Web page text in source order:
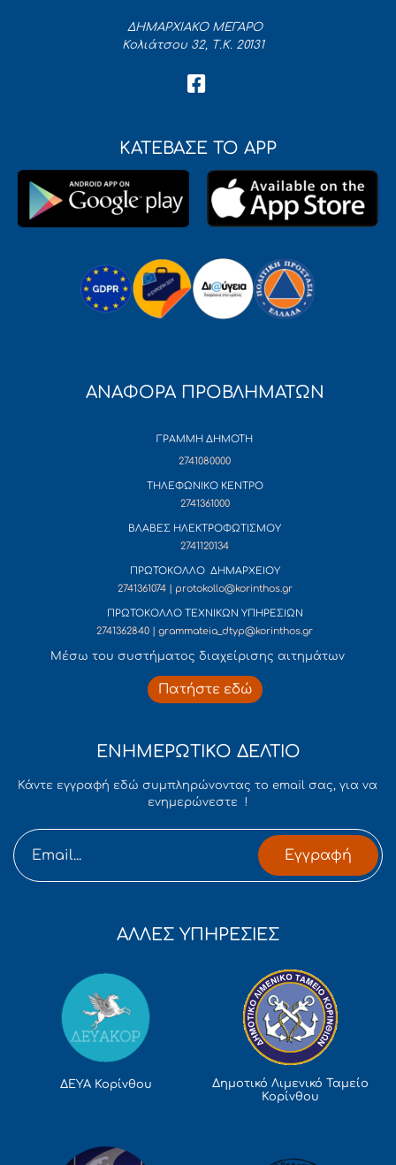
ΔΗΜΑΡΧΙΑΚΟ ΜΕΓΑΡΟ
Κολιάτσου 32, Τ.Κ. 20131
ΚΑΤΕΒΑΣΕ ΤΟ APP
ΑΝΑΦΟΡΑ ΠΡΟΒΛΗΜΑΤΩΝ
ΓΡΑΜΜΗ ΔΗΜΟΤΗ
2741080000
ΤΗΛΕΦΩΝΙΚΟ ΚΕΝΤΡΟ
2741361000
ΒΛΑΒΕΣ ΗΛΕΚΤΡΟΦΩΤΙΣΜΟΥ
2741120134
ΠΡΩΤΟΚΟΛΛΟ ΔΗΜΑΡΧΕΙΟΥ
2741361074 | protokollo@korinthos.gr
ΠΡΩΤΟΚΟΛΛΟ ΤΕΧΝΙΚΩΝ ΥΠΗΡΕΣΙΩΝ
2741362840 | grammateia_dtyp@korinthos.gr
Mέσω του συστήματος διαχείρισης αιτημάτων
Πατήστε εδώ
ΕΝΗΜΕΡΩΤΙΚΟ ΔΕΛΤΙΟ
Κάντε εγγραφή εδώ συμπληρώνοντας το email σας, για να
ενημερώνεστε !
Εγγραφή
ΑΛΛΕΣ ΥΠΗΡΕΣΙΕΣ
ΔΕΥΑ Κορίνθου
Δημοτικό Λιμενικό Ταμείο
Κορίνθου